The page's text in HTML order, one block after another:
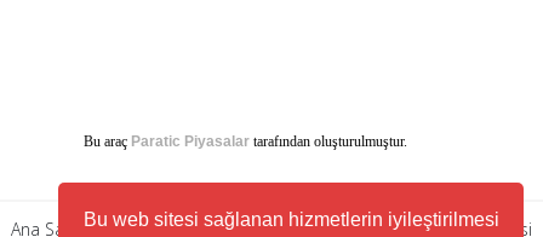
Bu web sitesi sağlanan hizmetlerin iyileştirilmesi
Bu araç Paratic Piyasalar tarafından oluşturulmuştur.
Ana Sayfa|Künye |Gizlilik Politikası |Kullanım Şartları|RSS Servisi